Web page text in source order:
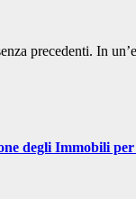
precedenti. In
degli Immobili